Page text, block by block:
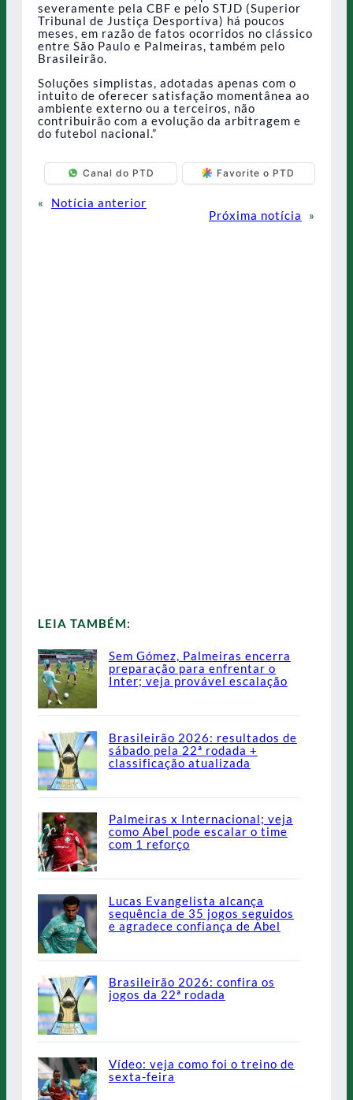
severamente pela CBF e pelo STJD (Superior
Tribunal de Justiça Desportiva) há poucos
meses, em razão de fatos ocorridos no clássico
entre São Paulo e Palmeiras, também pelo
Brasileirão.
Soluções simplistas, adotadas apenas com o
intuito de oferecer satisfação momentânea ao
ambiente externo ou a terceiros, não
contribuirão com a evolução da arbitragem e
do futebol nacional.”
Canal do PTD Favorite o PTD
«
Notícia anterior
Próxima notícia
»
LEIA TAMBÉM:
Sem Gómez, Palmeiras encerra
preparação para enfrentar o
Inter; veja provável escalação
Brasileirão 2026: resultados de
sábado pela 22ª rodada +
classificação atualizada
Palmeiras x Internacional; veja
como Abel pode escalar o time
com 1 reforço
Lucas Evangelista alcança
sequência de 35 jogos seguidos
e agradece confiança de Abel
Brasileirão 2026: confira os
jogos da 22ª rodada
Vídeo: veja como foi o treino de
sexta-feira